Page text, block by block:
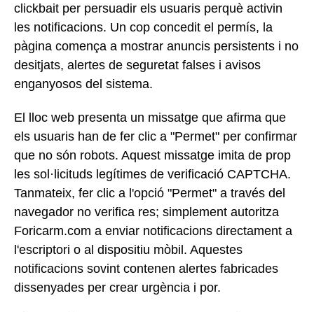
clickbait per persuadir els usuaris perquè activin
les notificacions. Un cop concedit el permís, la
pàgina comença a mostrar anuncis persistents i no
desitjats, alertes de seguretat falses i avisos
enganyosos del sistema.
El lloc web presenta un missatge que afirma que
els usuaris han de fer clic a "Permet" per confirmar
que no són robots. Aquest missatge imita de prop
les sol·licituds legítimes de verificació CAPTCHA.
Tanmateix, fer clic a l'opció "Permet" a través del
navegador no verifica res; simplement autoritza
Foricarm.com a enviar notificacions directament a
l'escriptori o al dispositiu mòbil. Aquestes
notificacions sovint contenen alertes fabricades
dissenyades per crear urgència i por.